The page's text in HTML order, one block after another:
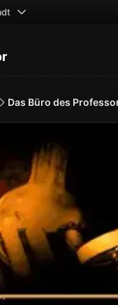
Das Büro des